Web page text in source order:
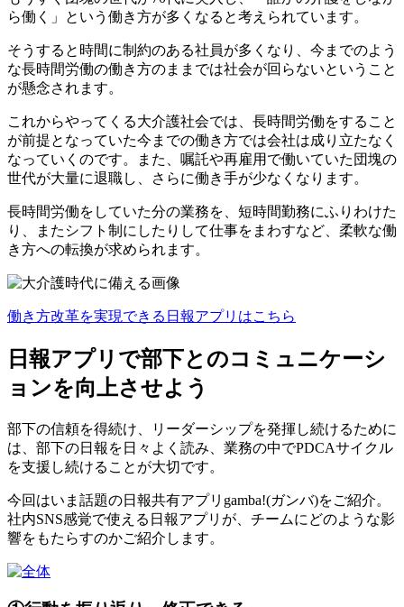
ら働く」という働き方が多くなると考えられています。
そうすると時間に制約のある社員が多くなり、今までのよう
な長時間労働の働き方のままでは社会が回らないということ
が懸念されます。
これからやってくる大介護社会では、長時間労働をすること
が前提となっていた今までの働き方では会社は成り立たなく
なっていくのです。また、嘱託や再雇用で働いていた団塊の
世代が大量に退職し、さらに働き手が少なくなります。
長時間労働をしていた分の業務を、短時間勤務にふりわけた
り、またシフト制にしたりして仕事をまわすなど、柔軟な働
き方への転換が求められます。
働き方改革を実現できる日報アプリはこちら
日報アプリで部下とのコミュニケーシ
ョンを向上させよう
部下の信頼を得続け、リーダーシップを発揮し続けるために
は、部下の日報を日々よく読み、業務の中でPDCAサイクル
を支援し続けることが大切です。
今回はいま話題の日報共有アプリgamba!(ガンバ)をご紹介。
社内SNS感覚で使える日報アプリが、チームにどのような影
響をもたらすのかご紹介します。